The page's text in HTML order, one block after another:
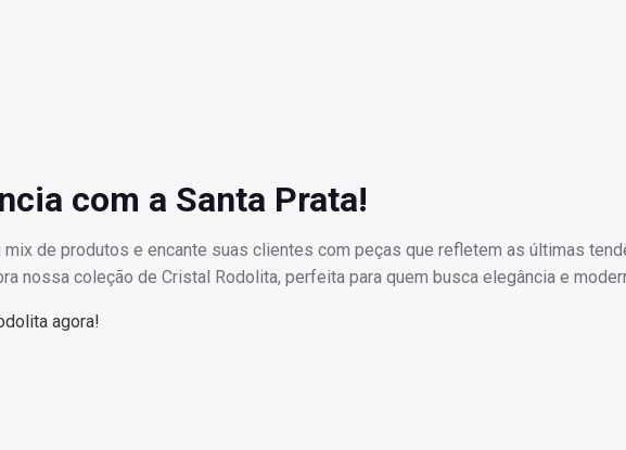
com a Santa Prata!
mix de produtos e encante suas clientes com peças que refletem as últimas
nossa coleção de Cristal Rodolita, perfeita para quem busca elegância e
agora!